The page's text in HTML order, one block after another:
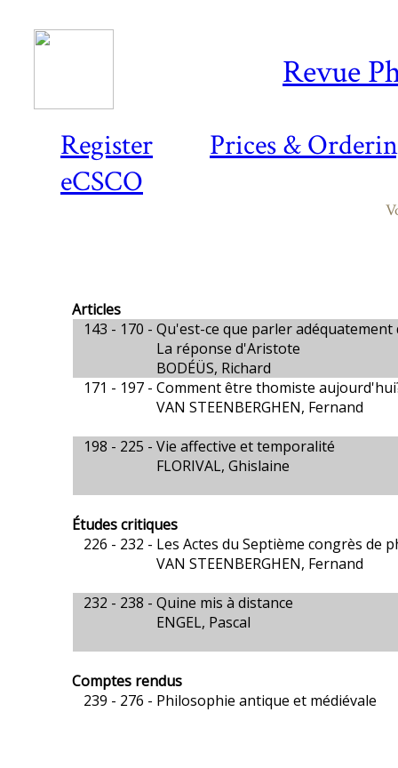
Register
Prices &
eCSCO
Revue
Articles
143 - 170 -Qu'est-ce que parler adéquatement
La réponse d'Aristote
BODÉÜS, Richard
171 - 197 -Comment être thomiste
VAN STEENBERGHEN, Fernand
198 - 225 -Vie affective et temporalité
FLORIVAL, Ghislaine
Études critiques
226 - 232 - Les Actes du Septième congrès de
VAN STEENBERGHEN, Fernand
232 - 238 -Quine mis à distance
ENGEL, Pascal
Comptes rendus
239 - 276 - Philosophie antique et médiévale